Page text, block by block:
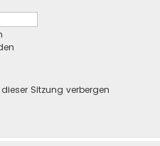
Sitzung verbergen